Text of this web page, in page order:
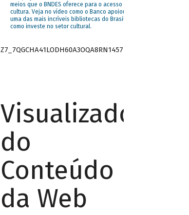
meios que o BNDES oferece para o acesso à
cultura. Veja no vídeo como o Banco apoiou
uma das mais incríveis bibliotecas do Brasil e
como investe no setor cultural.
Z7_7QGCHA41LODH60A3OQA8RN1457
Visualizador
do
Conteúdo
da Web